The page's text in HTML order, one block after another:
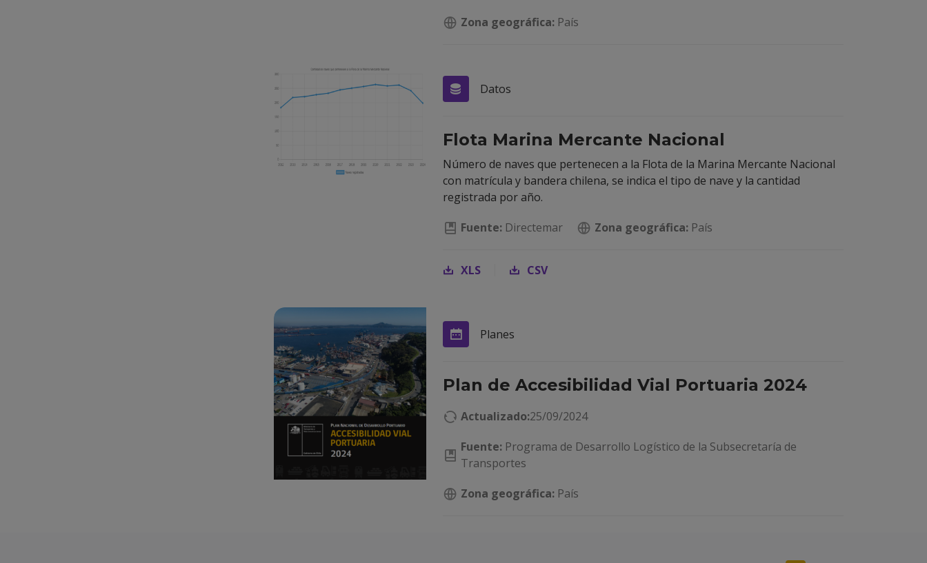
Zona geográfica: País
Datos
Flota Marina Mercante Nacional
Número de naves que pertenecen a la Flota de la Marina Mercante Nacional
con matrícula y bandera chilena, se indica el tipo de nave y la cantidad
registrada por año.
Fuente: Directemar Zona geográfica: País
XLS CSV
Planes
Plan de Accesibilidad Vial Portuaria 2024
Actualizado:25/09/2024
Fuente: Programa de Desarrollo Logístico de la Subsecretaría de
Transportes
Zona geográfica: País